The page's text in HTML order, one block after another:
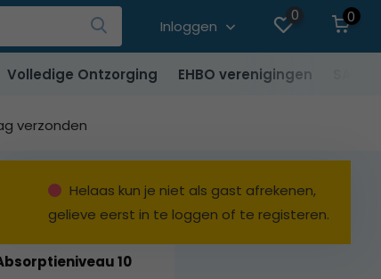
Inloggen
0
0
Volledige Ontzorging EHBO verenigingen
verzonden
Helaas kun je niet als gast afrekenen,
gelieve eerst in te loggen of te registeren.
10